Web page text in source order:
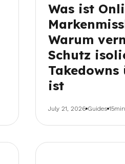
Was ist
Warum
Schutz
Takedowns
ist
July 21, 2026 Guides 15min